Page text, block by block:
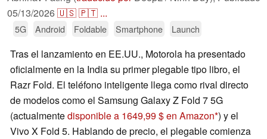
05/13/2026🇺🇸🇵🇹 ...
5G Android Foldable Smartphone Launch
Tras el lanzamiento en EE.UU., Motorola ha presentado
oficialmente en la India su primer plegable tipo libro, el
Razr Fold. El teléfono inteligente llega como rival directo
de modelos como el Samsung Galaxy Z Fold 7 5G
(actualmentedisponible a 1649,99 $ en Amazon ) y el
Vivo X Fold 5. Hablando de precio, el plegable comienza